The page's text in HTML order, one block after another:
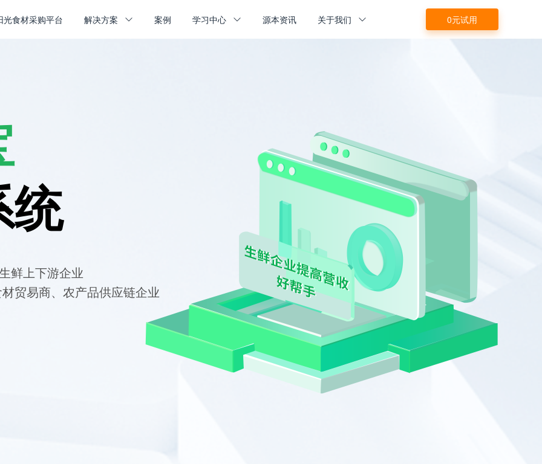
光食材采购平台 解决方案 案例 学习中心 源本资讯 关于我们 0元试用
统
鲜上下游企业
贸易商、农产品供应链企业